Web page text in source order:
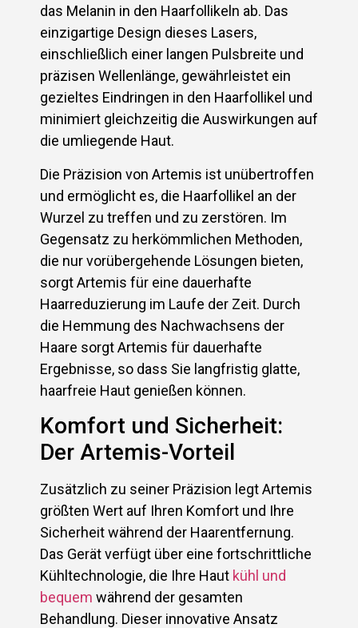
das Melanin in den Haarfollikeln ab. Das
einzigartige Design dieses Lasers,
einschließlich einer langen Pulsbreite und
präzisen Wellenlänge, gewährleistet ein
gezieltes Eindringen in den Haarfollikel und
minimiert gleichzeitig die Auswirkungen auf
die umliegende Haut.
Die Präzision von Artemis ist unübertroffen
und ermöglicht es, die Haarfollikel an der
Wurzel zu treffen und zu zerstören. Im
Gegensatz zu herkömmlichen Methoden,
die nur vorübergehende Lösungen bieten,
sorgt Artemis für eine dauerhafte
Haarreduzierung im Laufe der Zeit. Durch
die Hemmung des Nachwachsens der
Haare sorgt Artemis für dauerhafte
Ergebnisse, so dass Sie langfristig glatte,
haarfreie Haut genießen können.
Komfort und Sicherheit:
Der Artemis-Vorteil
Zusätzlich zu seiner Präzision legt Artemis
größten Wert auf Ihren Komfort und Ihre
Sicherheit während der Haarentfernung.
Das Gerät verfügt über eine fortschrittliche
Kühltechnologie, die Ihre Haut kühl und
bequem während der gesamten
Behandlung. Dieser innovative Ansatz